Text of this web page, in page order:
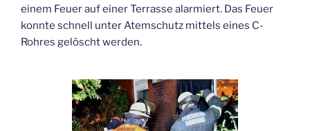
einem Feuer auf einer Terrasse alarmiert. Das Feuer
konnte schnell unter Atemschutz mittels eines C-
Rohres gelöscht werden.